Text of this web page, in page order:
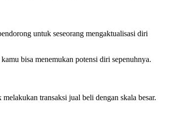
untuk seseorang mengaktualisasi diri
bisa menemukan potensi diri sepenuhnya.
transaksi jual beli dengan skala besar.